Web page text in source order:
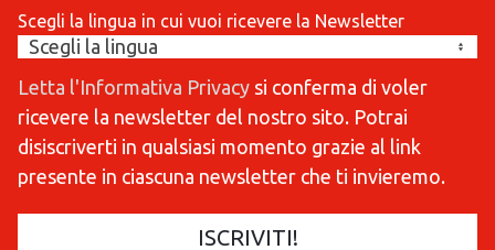
Scegli la lingua in cui vuoi ricevere la Newsletter
Letta l'Informativa Privacy si conferma di voler
ricevere la newsletter del nostro sito. Potrai
disiscriverti in qualsiasi momento grazie al link
presente in ciascuna newsletter che ti invieremo.